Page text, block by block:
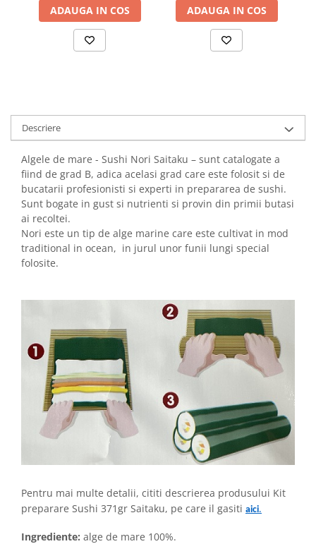
ADAUGA IN COS ADAUGA IN COS
Descriere
Algele de mare - Sushi Nori Saitaku – sunt catalogate a
fiind de grad B, adica acelasi grad care este folosit si de
bucatarii profesionisti si experti in prepararea de sushi.
Sunt bogate in gust si nutrienti si provin din primii butasi
ai recoltei.
Nori este un tip de alge marine care este cultivat in mod
traditional in ocean, in jurul unor funii lungi special
folosite.
Pentru mai multe detalii, cititi descrierea produsului Kit
preparare Sushi 371gr Saitaku, pe care il gasiti aici.
Ingrediente: alge de mare 100%.